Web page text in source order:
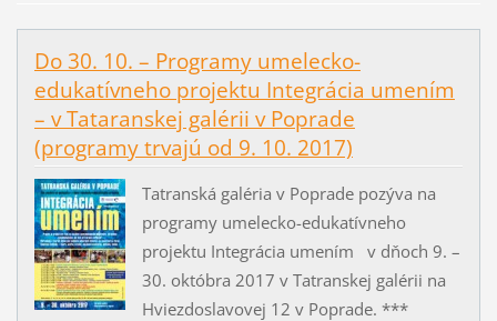
Do 30. 10. – Programy umelecko-
edukatívneho projektu Integrácia umením
– v Tataranskej galérii v Poprade
(programy trvajú od 9. 10. 2017)
Tatranská galéria v Poprade pozýva na
programy umelecko-edukatívneho
projektu Integrácia umením v dňoch 9. –
30. októbra 2017 v Tatranskej galérii na
Hviezdoslavovej 12 v Poprade. ***